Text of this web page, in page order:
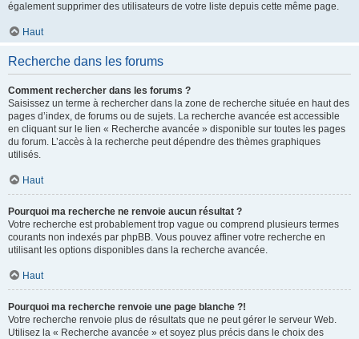
également supprimer des utilisateurs de votre liste depuis cette même page.
Haut
Recherche dans les forums
Comment rechercher dans les forums ?
Saisissez un terme à rechercher dans la zone de recherche située en haut des
pages d’index, de forums ou de sujets. La recherche avancée est accessible
en cliquant sur le lien « Recherche avancée » disponible sur toutes les pages
du forum. L’accès à la recherche peut dépendre des thèmes graphiques
utilisés.
Haut
Pourquoi ma recherche ne renvoie aucun résultat ?
Votre recherche est probablement trop vague ou comprend plusieurs termes
courants non indexés par phpBB. Vous pouvez affiner votre recherche en
utilisant les options disponibles dans la recherche avancée.
Haut
Pourquoi ma recherche renvoie une page blanche ?!
Votre recherche renvoie plus de résultats que ne peut gérer le serveur Web.
Utilisez la « Recherche avancée » et soyez plus précis dans le choix des